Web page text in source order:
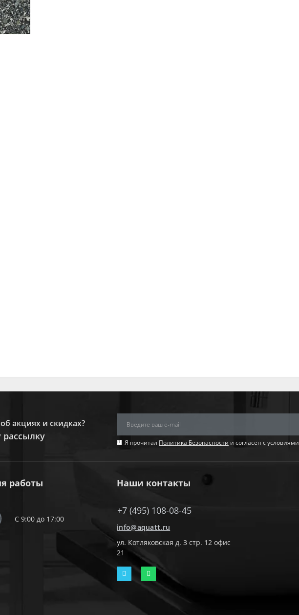
акциях и скидках?
Я прочитал Политика Безопасности и согласен с условиями
работы
С 9:00 до 17:00
Наши контакты
+7 (495) 108-08-45
info@aquatt.ru
ул. Котляковская д. 3 стр. 12 офис
21